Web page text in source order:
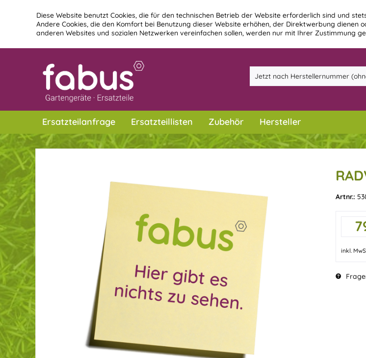
Diese Website benutzt Cookies, die für den technischen Betrieb der Website erforderlich sind und
Andere Cookies, die den Komfort bei Benutzung dieser Website erhöhen, der Direktwerbung dienen
anderen Websites und sozialen Netzwerken vereinfachen sollen, werden nur mit Ihrer Zustimmung
Ersatzteilanfrage Ersatzteillisten Zubehör Hersteller
Artnr.:
inkl.